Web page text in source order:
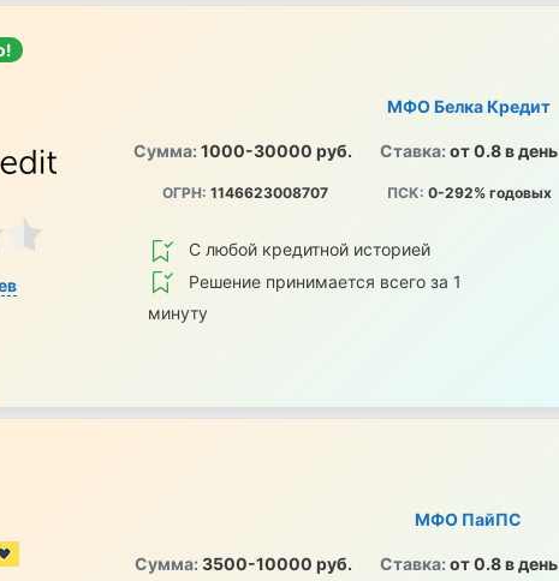
МФО Белка Кредит
Сумма: 1000-30000 руб. Ставка: от 0.8 в день
ОГРН: 1146623008707 ПСК: 0-292% годовых
С любой кредитной историей
Решение принимается всего за 1
минуту
МФО ПайПС
Сумма: 3500-10000 руб. Ставка: от 0.8 в день